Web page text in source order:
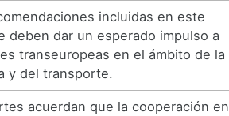
incluidas en este
deben dar un esperado impulso a
transeuropeas en el ámbito de la
y del transporte.
acuerdan que la cooperación en